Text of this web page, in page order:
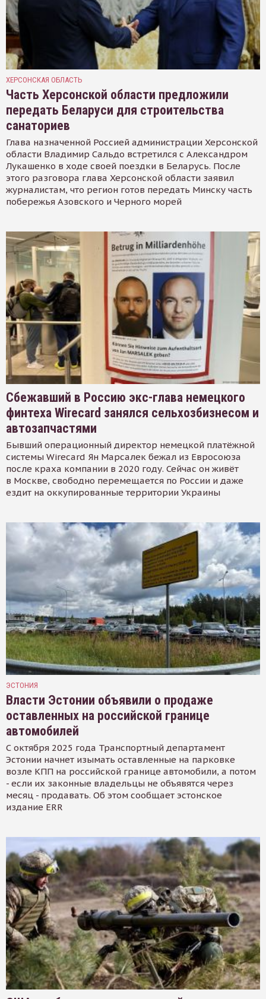
ХЕРСОНСКАЯ ОБЛАСТЬ
Часть Херсонской области предложили
передать Беларуси для строительства
санаториев
Глава назначенной Россией администрации Херсонской
области Владимир Сальдо встретился с Александром
Лукашенко в ходе своей поездки в Беларусь. После
этого разговора глава Херсонской области заявил
журналистам, что регион готов передать Минску часть
побережья Азовского и Черного морей
Сбежавший в Россию экс-глава немецкого
финтеха Wirecard занялся сельхозбизнесом и
автозапчастями
Бывший операционный директор немецкой платёжной
системы Wirecard Ян Марсалек бежал из Евросоюза
после краха компании в 2020 году. Сейчас он живёт
в Москве, свободно перемещается по России и даже
ездит на оккупированные территории Украины
ЭСТОНИЯ
Власти Эстонии объявили о продаже
оставленных на российской границе
автомобилей
С октября 2025 года Транспортный департамент
Эстонии начнет изымать оставленные на парковке
возле КПП на российской границе автомобили, а потом
- если их законные владельцы не объявятся через
месяц - продавать. Об этом сообщает эстонское
издание ERR